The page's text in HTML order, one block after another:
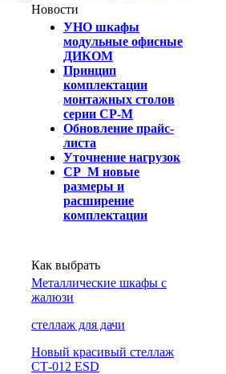
Новости
УНО шкафы
модульные офисные
ДИКОМ
Принцип
комплектации
монтажных столов
серии СР-М
Обновление прайс-
листа
Уточнение нагрузок
СР_М новые
размеры и
расширение
комплектации
Как выбрать
Металлические шкафы с
жалюзи
cтеллаж для дачи
Новый красивый стеллаж
СТ-012 ESD